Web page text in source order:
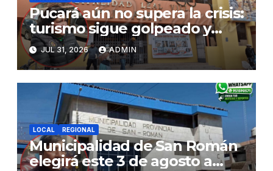
Pucará aún no supera la crisis:
turismo sigue golpeado y
alcaldesa exige al nuevo
Gobierno fondos para obras
paralizadas
JUL 31, 2026 ADMIN
LOCAL REGIONAL
Municipalidad de San Román
elegirá este 3 de agosto a